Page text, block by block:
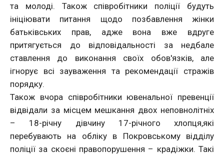
та молоді. Також співробітники поліції будуть
ініціювати питання щодо позбавлення жінки
батьківських прав, адже вона вже вдруге
притягується до відповідальності за недбале
ставлення до виконання своїх обов'язків, але
ігнорує всі зауваження та рекомендації стражів
порядку.
Також вчора співробітники ювенальної превенції
відвідали за місцем мешкання двох неповнолітніх
– 18-річну дівчину 17-річного хлопця,які
перебувають на обліку в Покровському відділу
поліції за скоєні правопорушення – крадіжки. Такі